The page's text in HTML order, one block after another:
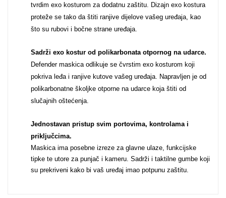
tvrdim exo kosturom za dodatnu zaštitu. Dizajn exo kostura
proteže se tako da štiti ranjive dijelove vašeg uređaja, kao
što su rubovi i bočne strane uređaja.
Sadrži exo kostur od polikarbonata otpornog na udarce.
Defender maskica odlikuje se čvrstim exo kosturom koji
pokriva leđa i ranjive kutove vašeg uređaja. Napravljen je od
polikarbonatne školjke otporne na udarce koja štiti od
slučajnih oštećenja.
Jednostavan pristup svim portovima, kontrolama i
priključcima.
Maskica ima posebne izreze za glavne ulaze, funkcijske
tipke te utore za punjač i kameru. Sadrži i taktilne gumbe koji
su prekriveni kako bi vaš uređaj imao potpunu zaštitu.
Za njega Za nju
Svijet životinja